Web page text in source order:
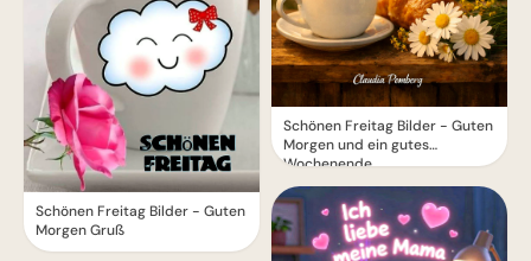
Schönen Freitag Bilder - Guten
Morgen Gruß
Schönen Freitag Bilder - Guten
Morgen und ein gutes
Wochenende